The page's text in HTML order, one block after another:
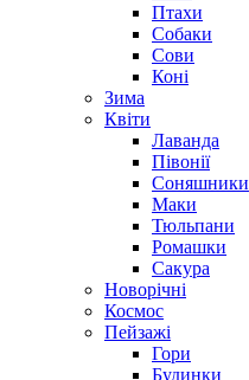
Птахи
Собаки
Сови
Коні
Зима
Квіти
Лаванда
Півонії
Соняшники
Маки
Тюльпани
Ромашки
Сакура
Новорічні
Космос
Пейзажі
Гори
Будинки